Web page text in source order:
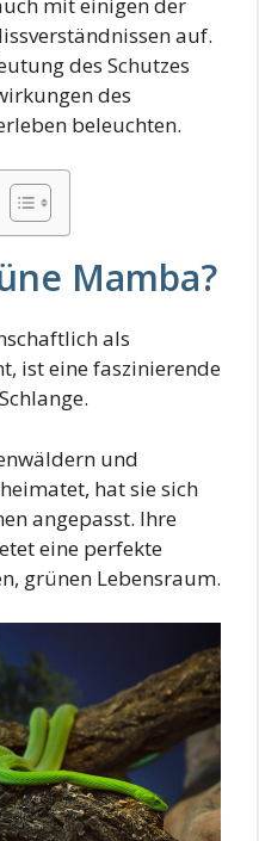
auf.
des Schutzes
des
beleuchten.
Mamba?
als
ist eine faszinierende
und
hat sie sich
angepasst. Ihre
eine perfekte
grünen Lebensraum.